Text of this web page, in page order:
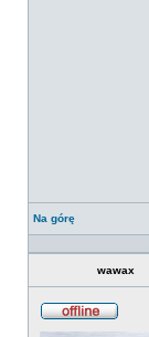
Na górę
wawax